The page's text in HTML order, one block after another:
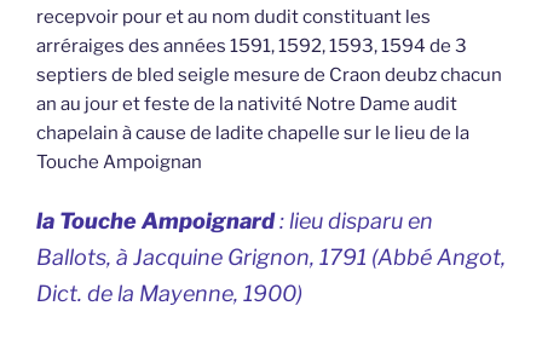
recepvoir pour et au nom dudit constituant les
arréraiges des années 1591, 1592, 1593, 1594 de 3
septiers de bled seigle mesure de Craon deubz chacun
an au jour et feste de la nativité Notre Dame audit
chapelain à cause de ladite chapelle sur le lieu de la
Touche Ampoignan
la Touche Ampoignard: lieu disparu en
Ballots, à Jacquine Grignon, 1791 (Abbé Angot,
Dict. de la Mayenne, 1900)